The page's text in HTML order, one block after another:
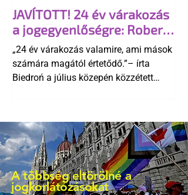
elismerését. Közben az ellenzéken belül
is vita robbant ki arról, hogy vissza
kellene-e vonni a kormány konzervatív
alkotmánymódosítását
JAVÍTOTT! 24 év várakozás
a jogegyenlőségre: Robert
Biedroń megindító üzenete
a lengyel bejegyzett
élettársi kapcsolatokért
„24 év várakozás valamire, ami mások
számára magától értetődő.”– írta
Biedroń a július közepén közzétett
A többség eltörölné a
jogkorlátozásokat